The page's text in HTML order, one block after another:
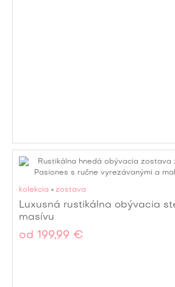
kolekcia zostava
Luxusná rustikálna obývacia
masívu
od 199,99 €